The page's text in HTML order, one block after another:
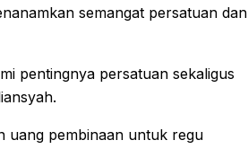
semangat persatuan dan
pentingnya persatuan sekaligus
uang pembinaan untuk regu